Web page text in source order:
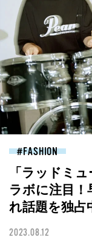
FASHION
「ラッドミ
ラボに注目
れ話題を独占
2023.08.12